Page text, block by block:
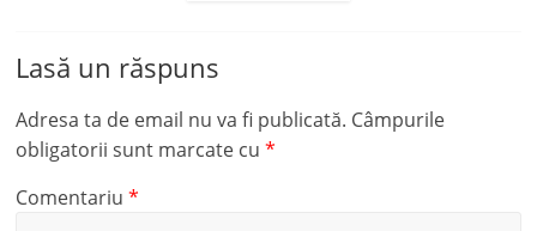
Lasă un răspuns
Adresa ta de email nu va fi publicată. Câmpurile
obligatorii sunt marcate cu*
Comentariu*